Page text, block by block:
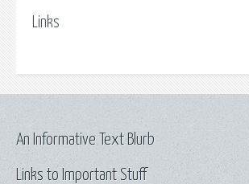
Links
Links to Important Stuff
An Informative Text Blurb